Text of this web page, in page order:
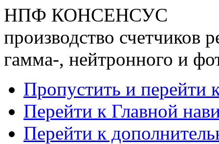
НПФ КОНСЕНСУС
производство счетчиков
гамма-, нейтронного и
Пропустить и перейти
Перейти к Главной
Перейти к